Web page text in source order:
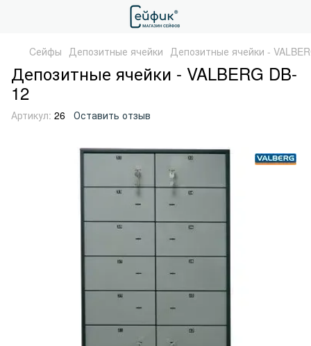
Cейфы Депозитные ячейки Депозитные ячейки -
Депозитные ячейки - VALBERG DB-
12
Артикул: 26 Оставить отзыв